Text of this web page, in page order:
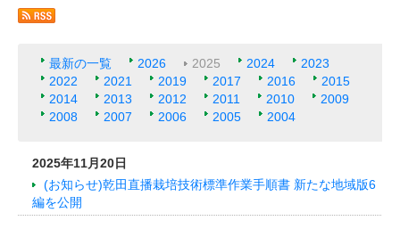
最新の一覧 2026 2025 2024
2023
2022
2021 2019 2017 2016
2015
2014
2013 2012 2011 2010
2009
2008
2007 2006 2005 2004
2025年11月20日
(お知らせ)乾田直播栽培技術標準作業手順書 新たな地域版6
編を公開